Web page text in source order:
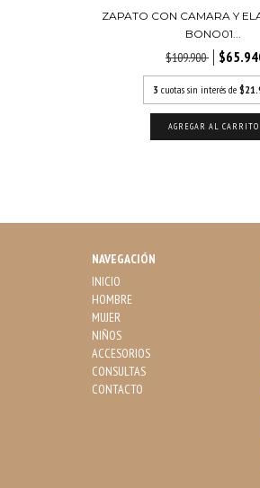
ZAPATO CON CAMARA Y
BONO01...
$109.900
3 cuotas sin interés de
AGREGAR AL CARRITO
NAVEGACIÓN
INICIO
HOMBRE
MUJER
NIÑOS
ACCESORIOS
CONSULTAS
CONTACTO